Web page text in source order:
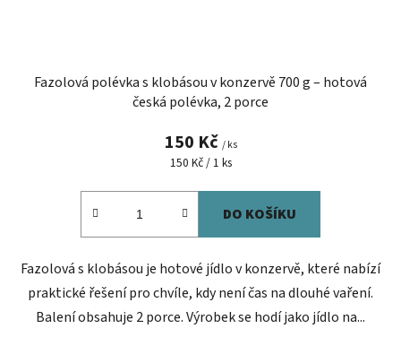
Fazolová polévka s klobásou v konzervě 700 g – hotová
česká polévka, 2 porce
150 Kč / ks
Měrná
150 Kč / 1 ks
DO KOŠÍKU
Fazolová s klobásou je hotové jídlo v konzervě, které nabízí
praktické řešení pro chvíle, kdy není čas na dlouhé vaření.
Balení obsahuje 2 porce. Výrobek se hodí jako jídlo na...